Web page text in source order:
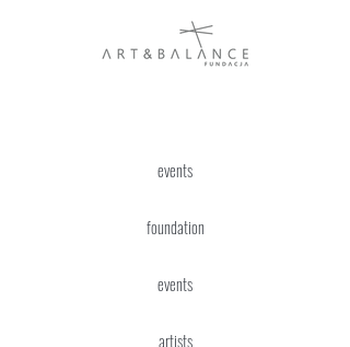
events
foundation
events
artists